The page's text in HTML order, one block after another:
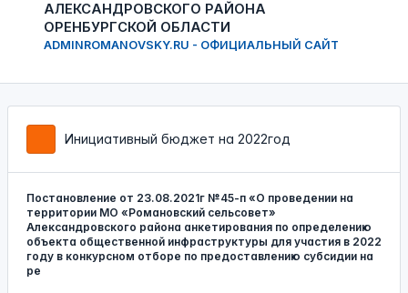
АЛЕКСАНДРОВСКОГО РАЙОНА
ОРЕНБУРГСКОЙ ОБЛАСТИ
ADMINROMANOVSKY.RU - ОФИЦИАЛЬНЫЙ САЙТ
Инициативный бюджет на 2022год
Постановление от 23.08.2021г №45-п «О проведении на
территории МО «Романовский сельсовет»
Александровского района анкетирования по определению
объекта общественной инфраструктуры для участия в 2022
году в конкурсном отборе по предоставлению субсидии на
ре